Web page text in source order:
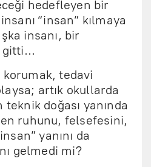
hedefleyen bir
“insan” kılmaya
insanı, bir
gitti…
korumak, tedavi
artık okullarda
doğası yanında
ruhunu, felsefesini,
yanını da
gelmedi mi?